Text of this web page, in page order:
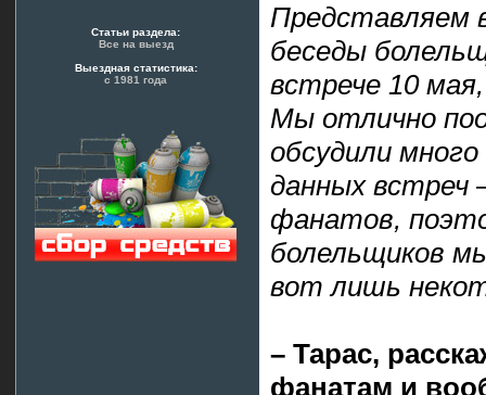
Статьи раздела:
Все на выезд
Выездная статистика:
с 1981 года
Представляем
беседы
встрече 10
Мы отлично
обсудили
данных встреч
фанатов,
болельщиков
вот лишь
– Тарас,
фанатам и